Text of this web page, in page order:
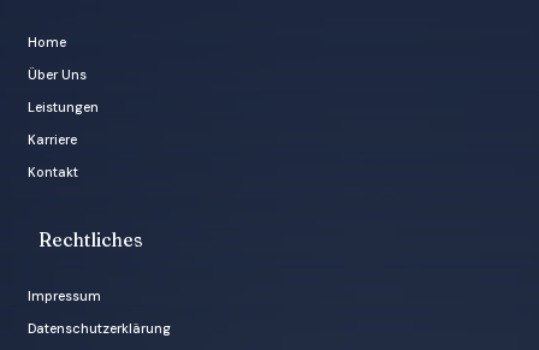
Home
Über Uns
Leistungen
Karriere
Kontakt
Rechtliches
Impressum
Datenschutzerklärung